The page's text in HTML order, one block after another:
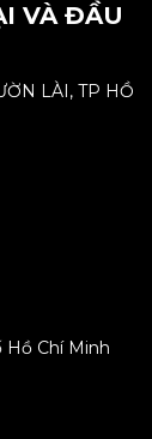
VÀ ĐẦU
LÀI, TP HỒ
Hồ Chí Minh